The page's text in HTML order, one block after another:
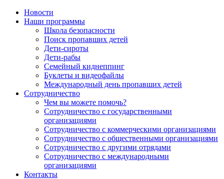
Новости
Наши программы
Школа безопасности
Поиск пропавших детей
Дети-сироты
Дети-рабы
Семейный киднеппинг
Буклеты и видеофайлы
Международный день пропавших детей
Сотрудничество
Чем вы можете помочь?
Сотрудничество с государственными
организациями
Сотрудничество с коммерческими организациями
Сотрудничество с общественными организациями
Сотрудничество с другими отрядами
Сотрудничество с международными
организациями
Контакты